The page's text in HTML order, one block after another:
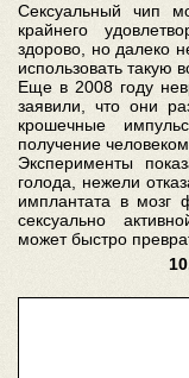
Сексуальный чип
крайнего
здорово, но далеко
использовать такую
Еще в 2008 году
заявили, что они
крошечные
получение человеком
Эксперименты
голода, нежели
имплантата в мозг
сексуально
может быстро